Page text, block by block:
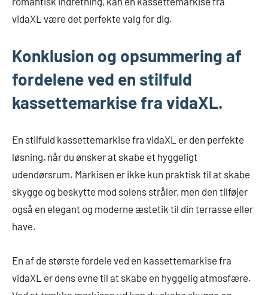
vidaXL være det perfekte valg for dig.
Konklusion og opsummering af
fordelene ved en stilfuld
kassettemarkise fra vidaXL.
En stilfuld kassettemarkise fra vidaXL er den perfekte
løsning, når du ønsker at skabe et hyggeligt
udendørsrum. Markisen er ikke kun praktisk til at skabe
skygge og beskytte mod solens stråler, men den tilføjer
også en elegant og moderne æstetik til din terrasse eller
have.
En af de største fordele ved en kassettemarkise fra
vidaXL er dens evne til at skabe en hyggelig atmosfære.